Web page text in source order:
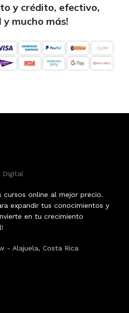
y crédito, efectivo,
y mucho más!
Digital
cursos online al mejor precio.
expandir tus conocimientos y
en tu crecimiento
- Alajuela, Costa Rica